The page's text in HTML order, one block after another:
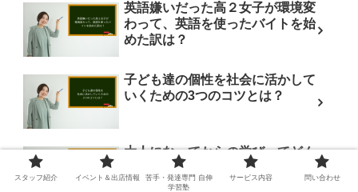
英語嫌いだった高２女子が環境変
わって、英語を使ったバイトを始
めた訳は？
子ども達の個性を社会に活かして
いくための3つのコツとは？
大人になってからの学びってどん
なもの？
スタッフ紹介 イベント＆出店情報
苦手・発達専門 自伸
学習塾
サービス内容 問い合わせ